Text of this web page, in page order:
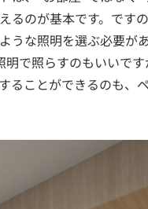
るのが基本です。です
うな照明を選ぶ必要が
明で照らすのもいいで
ることができるのも、